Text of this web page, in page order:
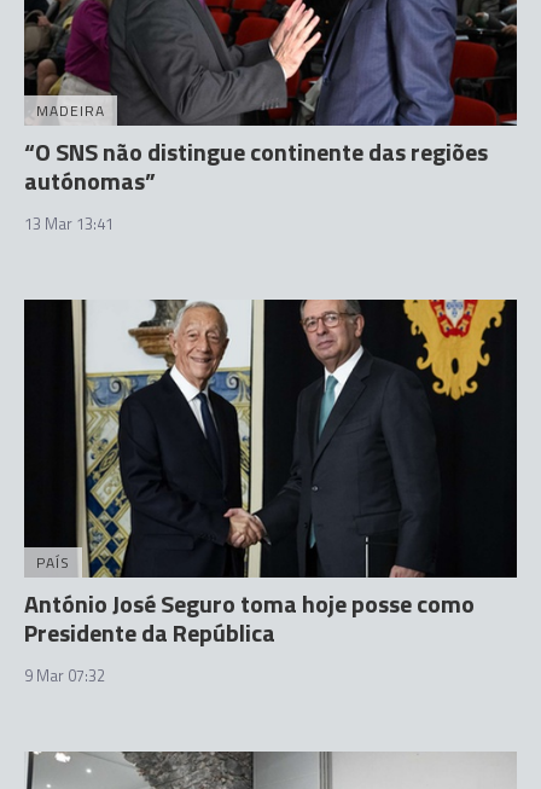
MADEIRA
“O SNS não distingue continente das regiões
autónomas”
13 Mar 13:41
PAÍS
António José Seguro toma hoje posse como
Presidente da República
9 Mar 07:32